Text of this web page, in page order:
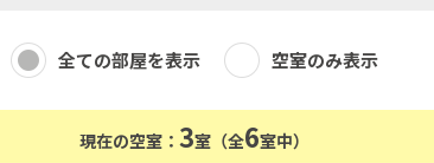
全ての部屋を表示 空室のみ表示
現在の空室： 3室（全6室中）